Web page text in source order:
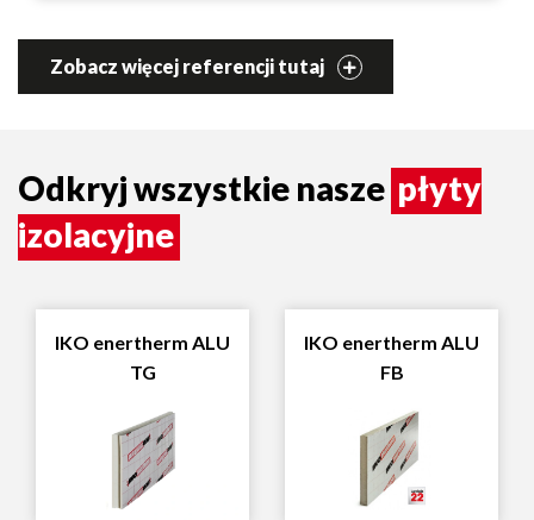
Zobacz więcej referencji tutaj
Odkryj wszystkie nasze płyty
izolacyjne
IKO enertherm ALU
TG
IKO enertherm ALU
FB